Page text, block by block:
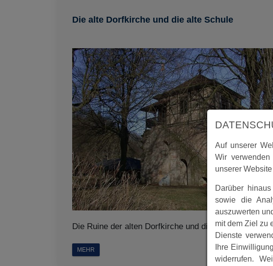
Die alte Dorfkirche und die alte Schule
Die Ruine der alten Dorfkirche und die alte Schule.,.
MEHR
Auf unserer
Wir
unserer
Darüber
sowie die
auszuwerten
mit dem Ziel zu
Dienste
Ihre
widerrufen.